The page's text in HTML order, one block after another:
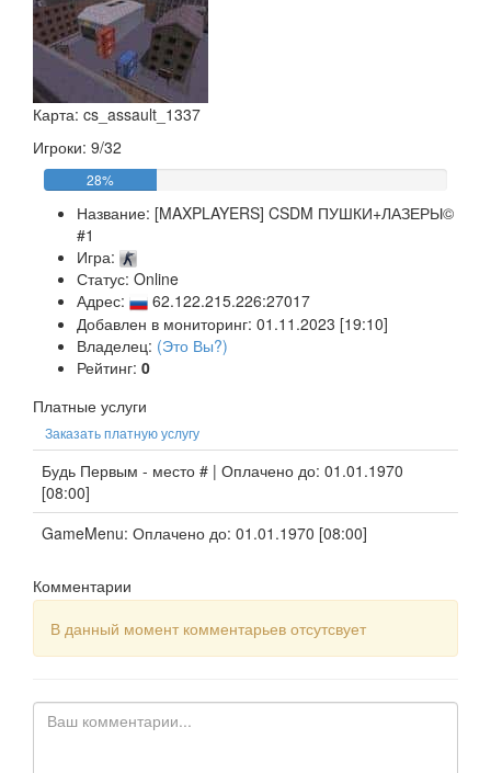
Карта: cs_assault_1337
Игроки: 9/32
28%
Название: [MAXPLAYERS] CSDM ПУШКИ+ЛАЗЕРЫ©
#1
Игра:
Статус: Online
Адрес:
62.122.215.226:27017
Добавлен в мониторинг: 01.11.2023 [19:10]
Владелец: (Это Вы?)
Рейтинг: 0
Платные услуги
Заказать платную услугу
Будь Первым - место # | Оплачено до: 01.01.1970
[08:00]
GameMenu: Оплачено до: 01.01.1970 [08:00]
Комментарии
В данный момент комментарьев отсутсвует